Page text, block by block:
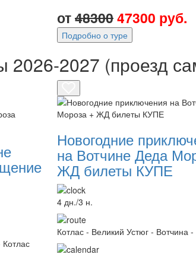
от4830047300 руб.
Подробно о туре
2026-2027 (проезд
Новогодние
на Вотчине Деда
ЖД билеты КУПЕ
4 дн./3 н.
Котлас - Великий Устюг - Вотчина -